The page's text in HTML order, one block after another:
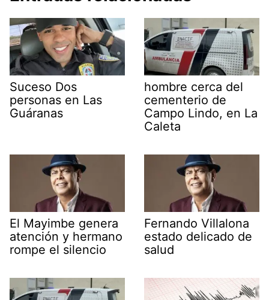
Suceso Dos
personas en Las
Guáranas
hombre cerca del
cementerio de
Campo Lindo, en La
Caleta
El Mayimbe genera
atención y hermano
rompe el silencio
Fernando Villalona
estado delicado de
salud